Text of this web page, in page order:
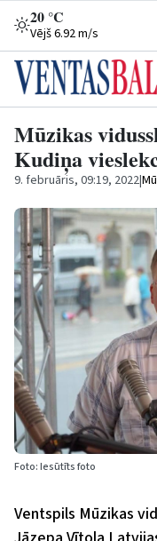
20 °C
Vējš 6.92 m/s
Mūzikas
Kudiņa
9. februāris, 09:19, 2022|
Foto: Iesūtīts foto
Ventspils Mūzikas